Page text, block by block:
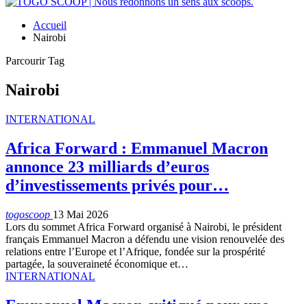
Accueil
Nairobi
Parcourir Tag
Nairobi
INTERNATIONAL
Africa Forward : Emmanuel Macron
annonce 23 milliards d’euros
d’investissements privés pour…
togoscoop 13 Mai 2026
Lors du sommet Africa Forward organisé à Nairobi, le président
français Emmanuel Macron a défendu une vision renouvelée des
relations entre l’Europe et l’Afrique, fondée sur la prospérité
partagée, la souveraineté économique et…
INTERNATIONAL